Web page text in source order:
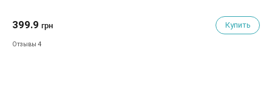
399.9 грн Купить
Отзывы 4